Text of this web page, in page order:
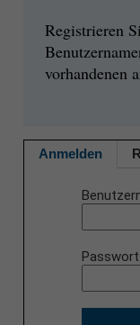
Registrieren
vorhandenen
Anmelden
Passwort